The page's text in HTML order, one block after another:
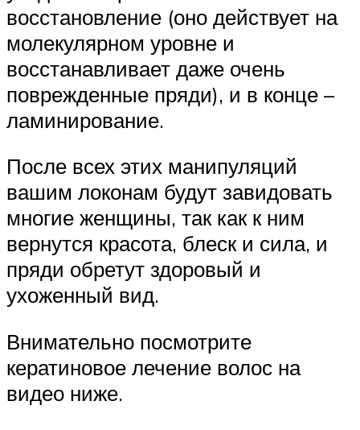
восстановление (оно действует на
молекулярном уровне и
восстанавливает даже очень
поврежденные пряди), и в конце –
ламинирование.
После всех этих манипуляций
вашим локонам будут завидовать
многие женщины, так как к ним
вернутся красота, блеск и сила, и
пряди обретут здоровый и
ухоженный вид.
Внимательно посмотрите
кератиновое лечение волос на
видео ниже.